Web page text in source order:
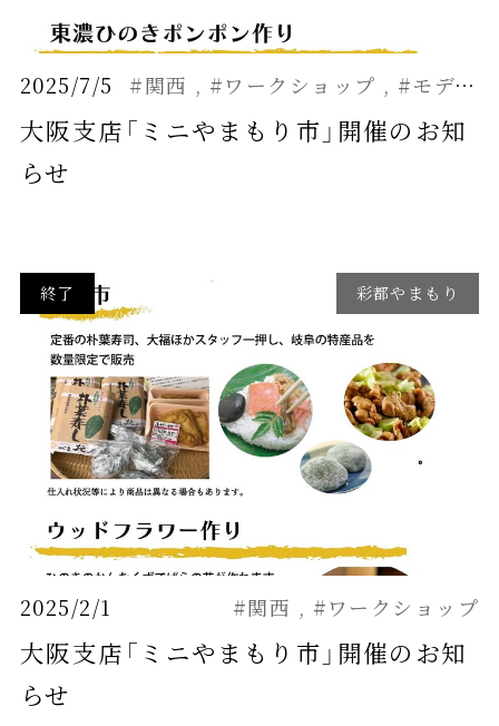
2025/7/5 #関西 #ワークショップ #モデルハウス
大阪支店「ミニやまもり市」開催のお知
らせ
終了 彩都やまもり
2025/2/1 #関西 #ワークショップ
大阪支店「ミニやまもり市」開催のお知
らせ